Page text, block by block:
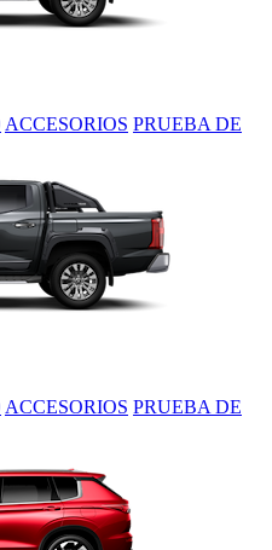
ACCESORIOS PRUEBA DE
ACCESORIOS PRUEBA DE